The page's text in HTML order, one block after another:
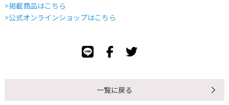
>掲載商品はこちら
>公式オンラインショップはこちら
一覧に戻る